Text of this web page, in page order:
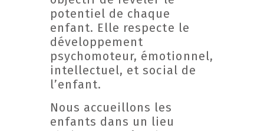
potentiel de chaque
enfant. Elle respecte le
développement
psychomoteur, émotionnel,
intellectuel, et social de
l’enfant.
Nous accueillons les
enfants dans un lieu